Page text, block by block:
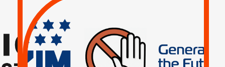
RESPECT DU DROIT
INTERNATIONAL ?
TRUMP, MACRON :
MÊME COMBAT